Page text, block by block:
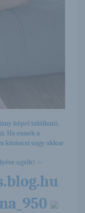
képei található.
Ha ennek a
kíváncsi vagy akkor
ugrik) -:-